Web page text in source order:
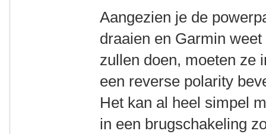
Aangezien je de
draaien en Garmin
zullen doen, moeten ze
een reverse polarity
Het kan al heel simpel
in een brugschakeling